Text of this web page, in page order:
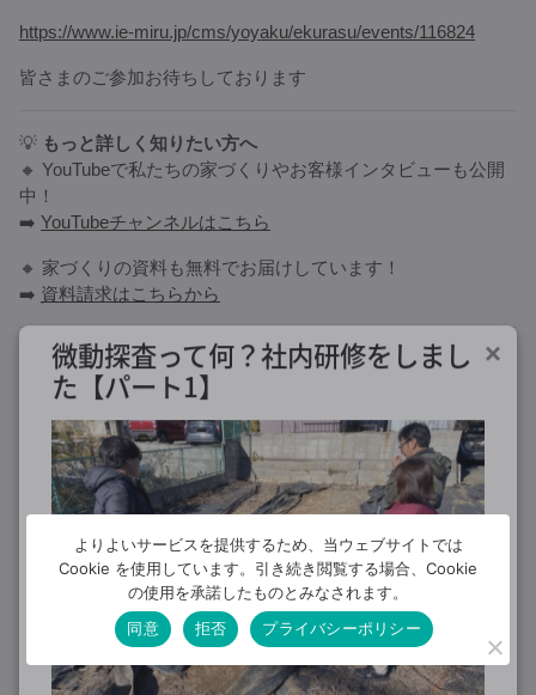
https://www.ie-miru.jp/cms/yoyaku/ekurasu/events/116824
皆さまのご参加お待ちしております
💡 もっと詳しく知りたい方へ
🔸 YouTubeで私たちの家づくりやお客様インタビューも公開
中！
➡️ YouTubeチャンネルはこちら
🔸 家づくりの資料も無料でお届けしています！
➡️ 資料請求はこちらから
Posted in：
2026/2/21 e暮らすホーム
微動探査って何？社内研修をしまし
た【パート1】
×
よりよいサービスを提供するため、当ウェブサイトでは
Cookie を使用しています。引き続き閲覧する場合、Cookie
の使用を承諾したものとみなされます。
同意
拒否 プライバシーポリシー